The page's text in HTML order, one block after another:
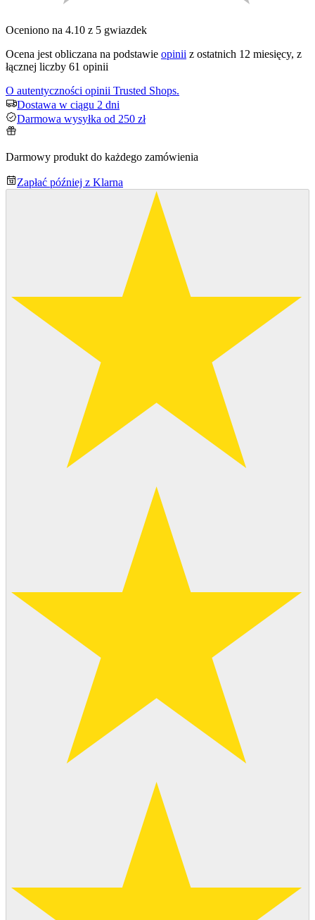
Oceniono na 4.10 z 5 gwiazdek
Ocena jest obliczana na podstawie opinii z ostatnich 12 miesięcy, z
łącznej liczby 61 opinii
O autentyczności opinii Trusted Shops.
Dostawa w ciągu 2 dni
Darmowa wysyłka od 250 zł
Darmowy produkt do każdego zamówienia
Zapłać później z Klarna